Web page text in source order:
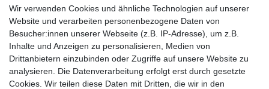
▸ FAQ
▸ Zahlungsarten
▸ Versandbedingungen
▸ Gutschein
UNSERE ZAHLUNGSMÖGLICKEITEN
Wir verwenden Cookies und ähnliche Technologien auf unserer
Website und verarbeiten personenbezogene Daten von
Besucher:innen unserer Webseite (z.B. IP-Adresse), um z.B.
Inhalte und Anzeigen zu personalisieren, Medien von
Drittanbietern einzubinden oder Zugriffe auf unsere Website zu
analysieren. Die Datenverarbeitung erfolgt erst durch gesetzte
Cookies. Wir teilen diese Daten mit Dritten, die wir in den